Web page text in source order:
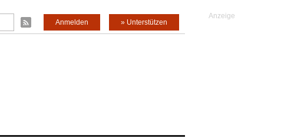
» Unterstützen
Anmelden